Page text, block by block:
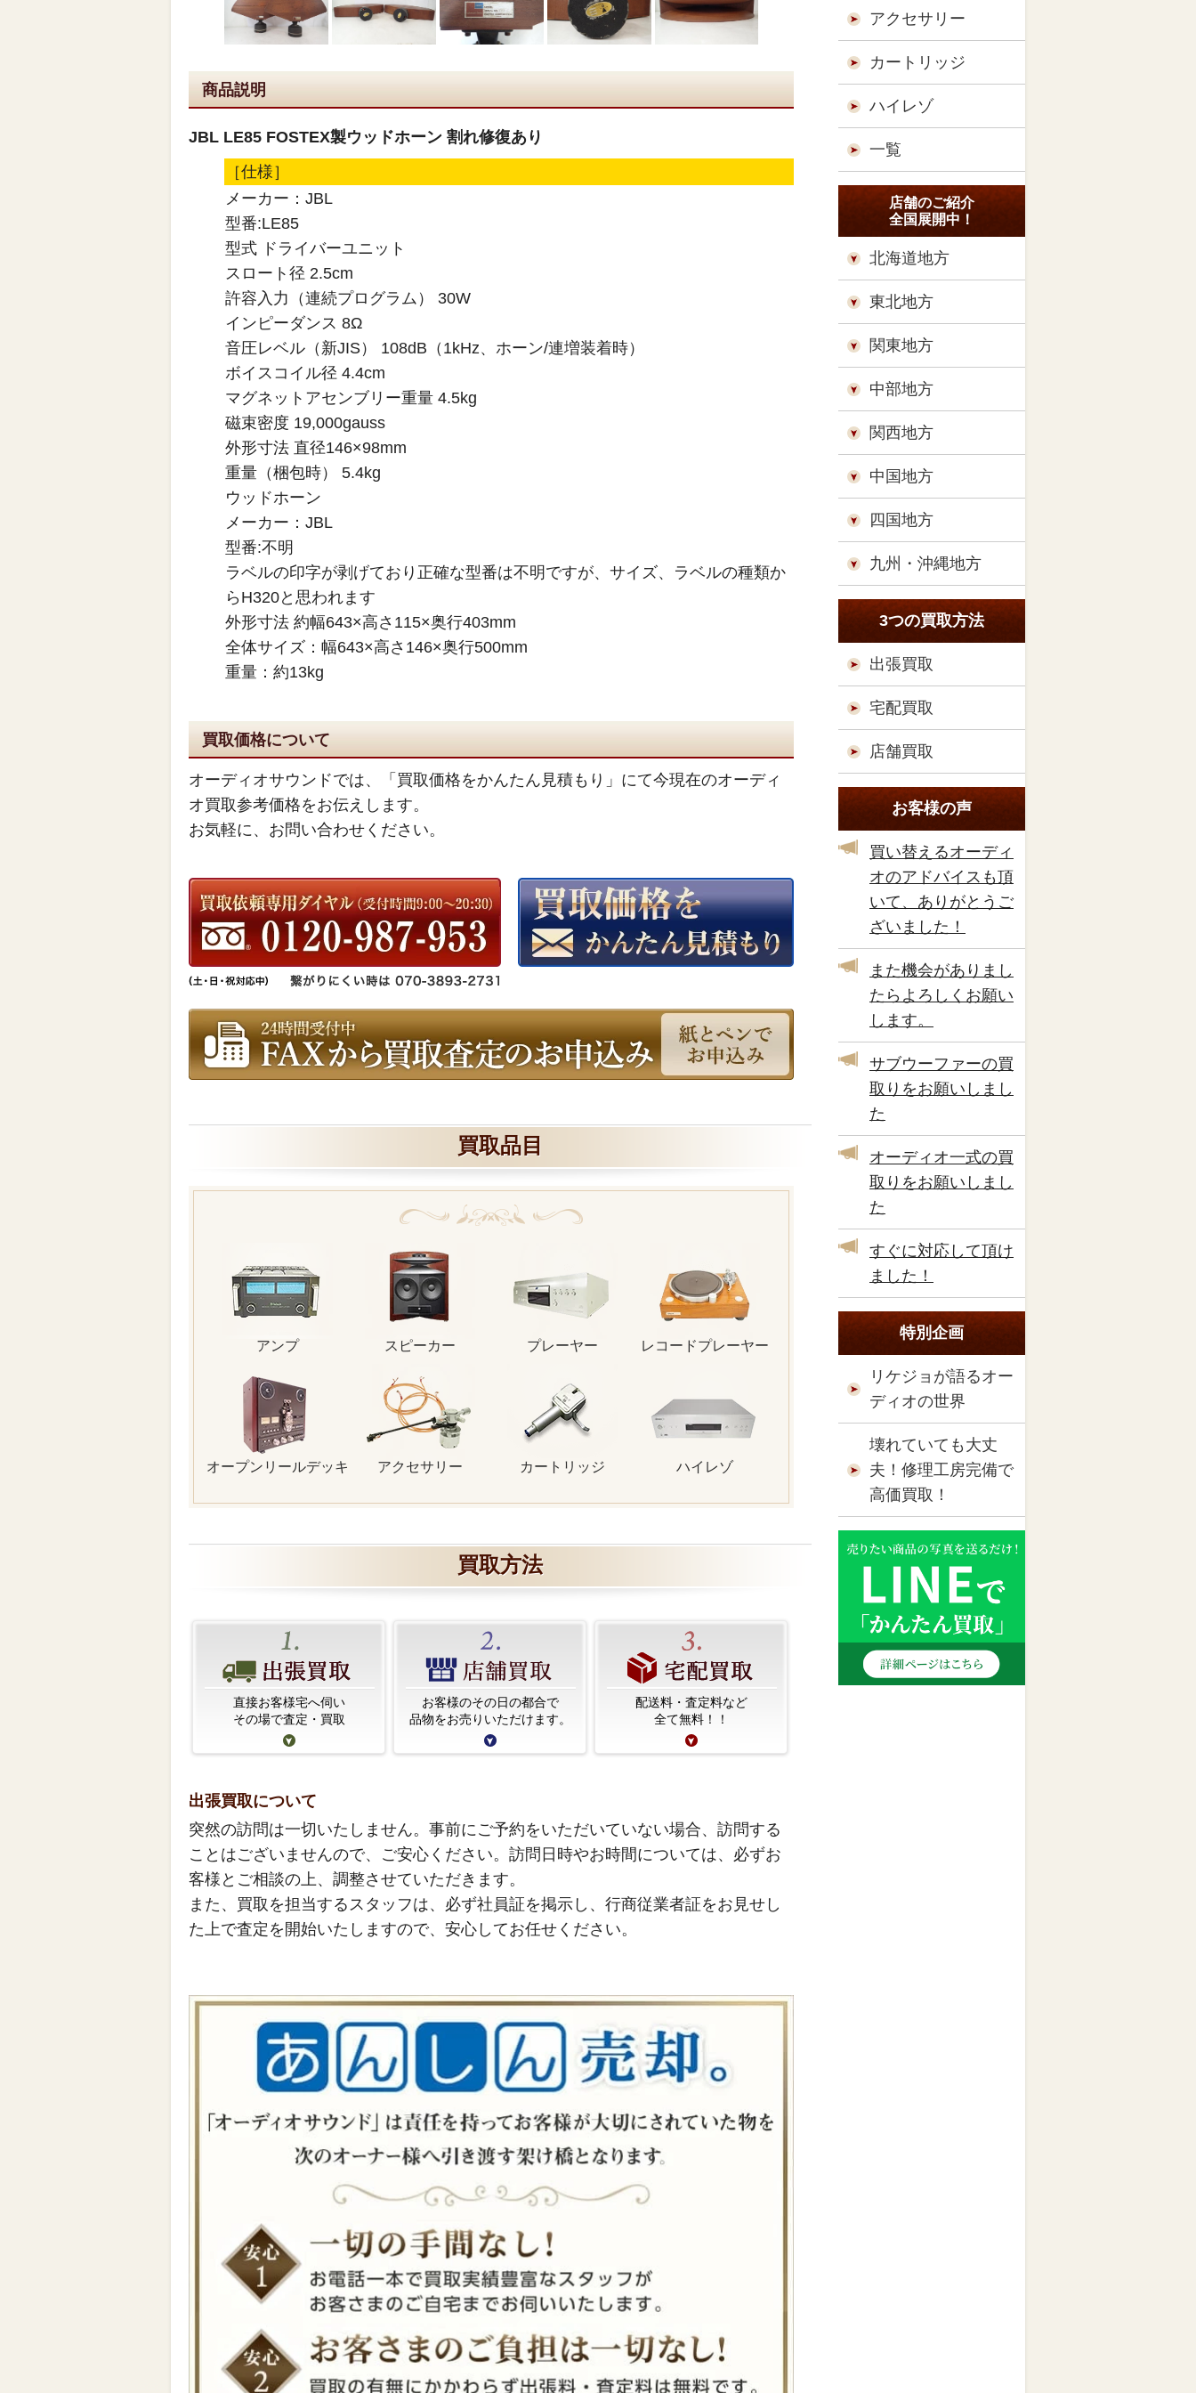
商品説明
JBL LE85 FOSTEX製ウッドホーン 割れ修復あり
［仕様］
メーカー：JBL
型番:LE85
型式 ドライバーユニット
スロート径 2.5cm
許容入力（連続プログラム） 30W
インピーダンス 8Ω
音圧レベル（新JIS） 108dB（1kHz、ホーン/連増装着時）
ボイスコイル径 4.4cm
マグネットアセンブリー重量 4.5kg
磁束密度 19,000gauss
外形寸法 直径146×98mm
重量（梱包時） 5.4kg
ウッドホーン
メーカー：JBL
型番:不明
ラベルの印字が剥げており正確な型番は不明ですが、サイズ、ラベルの種類か
らH320と思われます
外形寸法 約幅643×高さ115×奥行403mm
全体サイズ：幅643×高さ146×奥行500mm
重量：約13kg
買取価格について
オーディオサウンドでは、「買取価格をかんたん見積もり」にて今現在のオーディ
オ買取参考価格をお伝えします。
お気軽に、お問い合わせください。
買取品目
アンプ スピーカー プレーヤー レコードプレーヤー
オープンリールデッキ アクセサリー カートリッジ ハイレゾ
買取方法
直接お客様宅へ伺い
その場で査定・買取
お客様のその日の都合で
品物をお売りいただけます。
配送料・査定料など
全て無料！！
出張買取について
突然の訪問は一切いたしません。事前にご予約をいただいていない場合、訪問する
ことはございませんので、ご安心ください。訪問日時やお時間については、必ずお
客様とご相談の上、調整させていただきます。
また、買取を担当するスタッフは、必ず社員証を掲示し、行商従業者証をお見せし
た上で査定を開始いたしますので、安心してお任せください。
アクセサリー
カートリッジ
ハイレゾ
一覧
店舗のご紹介
全国展開中！
北海道地方
東北地方
関東地方
中部地方
関西地方
中国地方
四国地方
九州・沖縄地方
3つの買取方法
出張買取
宅配買取
店舗買取
お客様の声
買い替えるオーディ
オのアドバイスも頂
いて、ありがとうご
ざいました！
また機会がありまし
たらよろしくお願い
します。
サブウーファーの買
取りをお願いしまし
た
オーディオ一式の買
取りをお願いしまし
た
すぐに対応して頂け
ました！
特別企画
リケジョが語るオー
ディオの世界
壊れていても大丈
夫！修理工房完備で
高価買取！